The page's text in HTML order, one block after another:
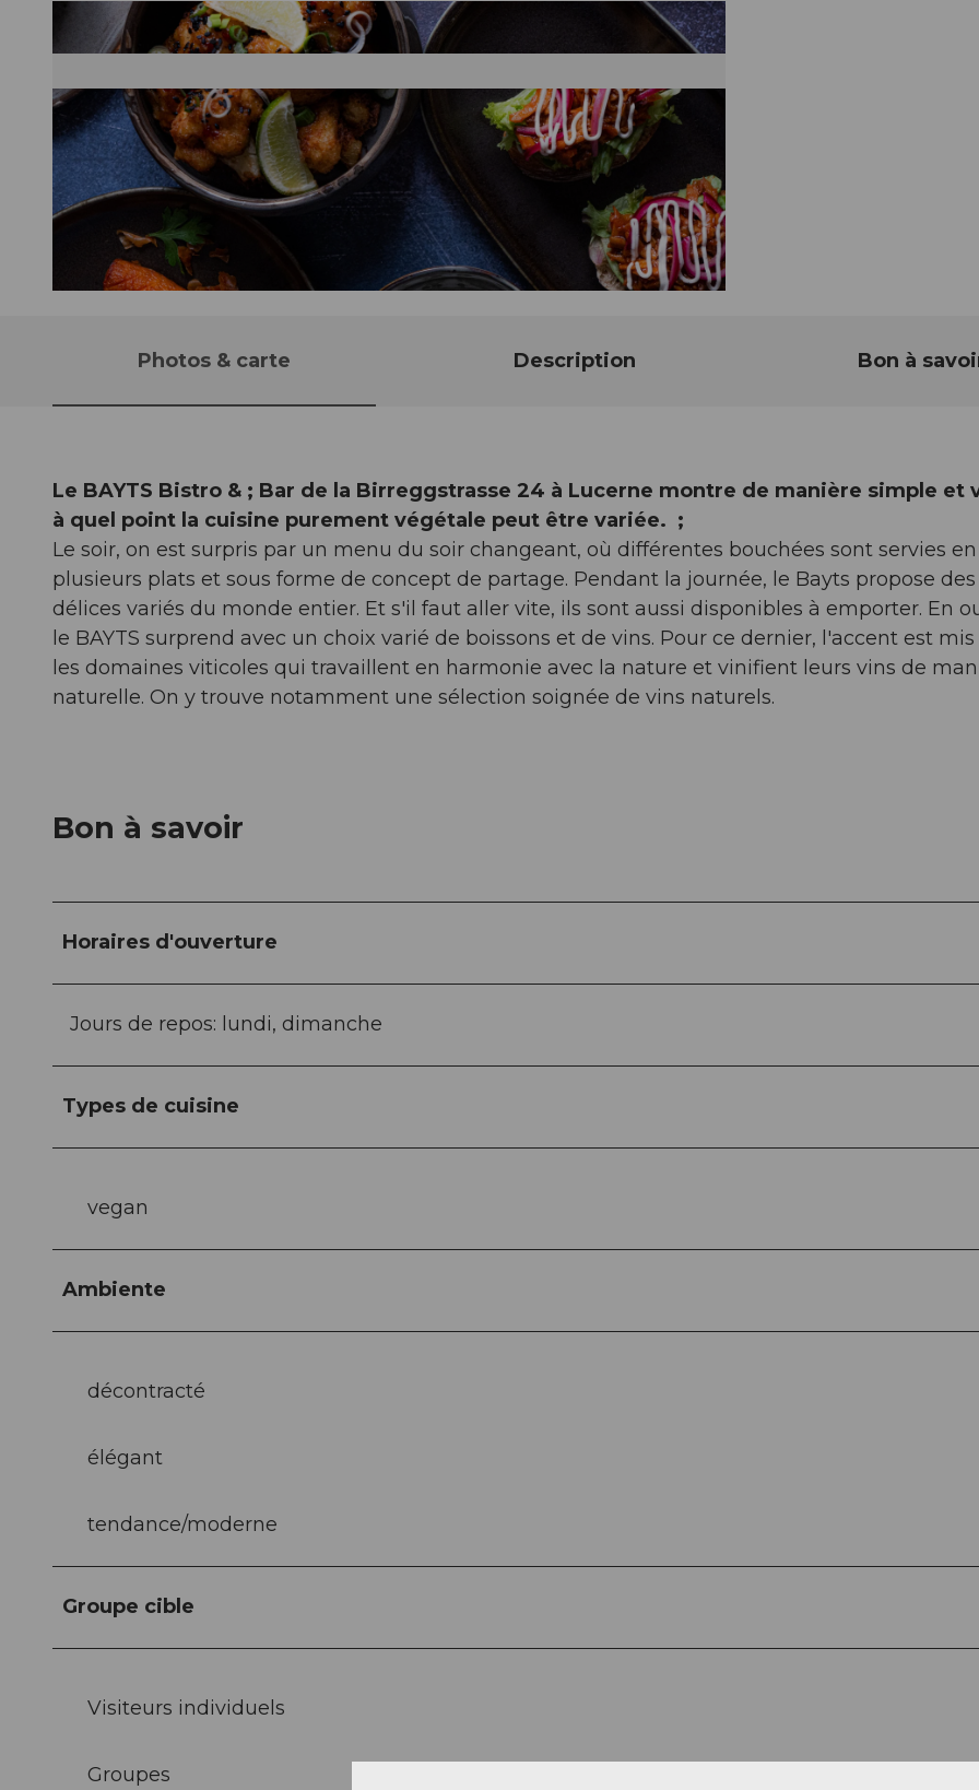
Photos & carte Description Bon à
Le BAYTS Bistro & ; Bar de la Birreggstrasse 24 à Lucerne montre de manière simple et
à quel point la cuisine purement végétale peut être variée. ;
Le soir, on est surpris par un menu du soir changeant, où différentes bouchées sont servies en
plusieurs plats et sous forme de concept de partage. Pendant la journée, le Bayts propose des
délices variés du monde entier. Et s'il faut aller vite, ils sont aussi disponibles à emporter. En
le BAYTS surprend avec un choix varié de boissons et de vins. Pour ce dernier, l'accent est
les domaines viticoles qui travaillent en harmonie avec la nature et vinifient leurs vins de
naturelle. On y trouve notamment une sélection soignée de vins naturels.
Bon à savoir
Horaires d'ouverture
Jours de repos: lundi, dimanche
Types de cuisine
vegan
Ambiente
décontracté
élégant
tendance/moderne
Groupe cible
Visiteurs individuels
Groupes